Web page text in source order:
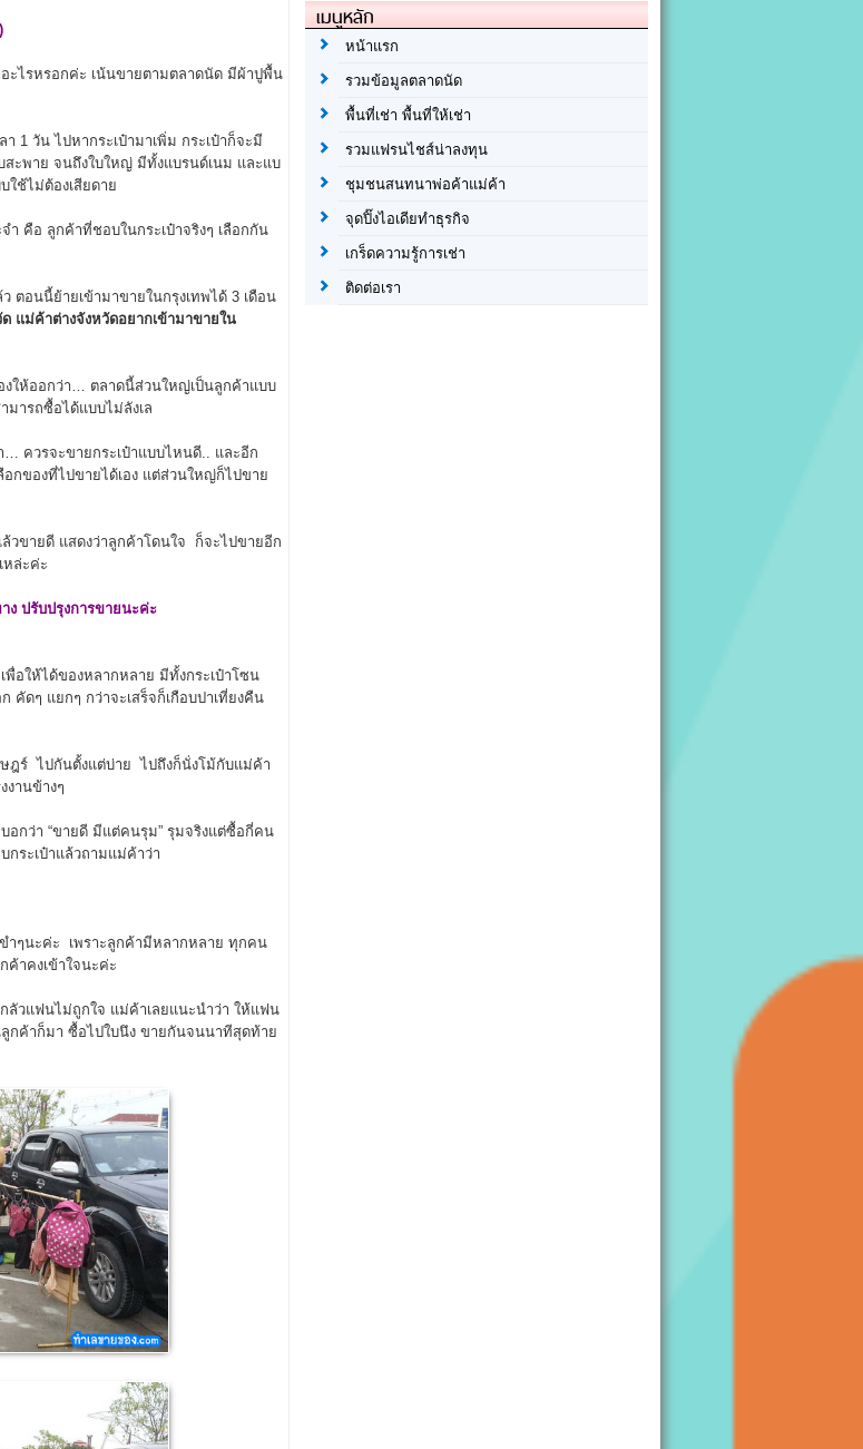
ไรหรอกค่ะ เน้นขายตามตลาดนัด มีผ้าปูพื้น
1 วัน ไปหากระเป๋ามาเพิ่ม กระเป๋าก็จะมี
บสะพาย จนถึงใบใหญ่ มีทั้งแบรนด์เนม และแบ
ช้ไม่ต้องเสียดาย
คือ ลูกค้าที่ชอบในกระเป๋าจริงๆ เลือกกัน
ตอนนี้ย้ายเข้ามาขายในกรุงเทพได้ 3 เดือน
แม่ค้าต่างจังหวัดอยากเข้ามาขายใน
ให้ออกว่า… ตลาดนี้ส่วนใหญ่เป็นลูกค้าแบบ
ารถซื้อได้แบบไม่ลังเล
ควรจะขายกระเป๋าแบบไหนดี.. และอีก
กของที่ไปขายได้เอง แต่ส่วนใหญ่ก็ไปขาย
ขายดี แสดงว่าลูกค้าโดนใจ ก็จะไปขายอีก
หล่ะค่ะ
ง ปรับปรุงการขายนะค่ะ
อให้ได้ของหลากหลาย มีทั้งกระเป๋าโซน
คัดๆ แยกๆ กว่าจะเสร็จก็เกือบปาเที่ยงคืน
ษฎร์ ไปกันตั้งแต่บ่าย ไปถึงก็นั่งโม้กับแม่ค้า
านข้างๆ
อกว่า “ขายดี มีแต่คนรุม” รุมจริงแต่ซื้อกี่คน
ระเป๋าแล้วถามแม่ค้าว่า
ำๆนะค่ะ เพราะลูกค้ามีหลากหลาย ทุกคน
าคงเข้าใจนะค่ะ
วแฟนไม่ถูกใจ แม่ค้าเลยแนะนำว่า ให้แฟน
ลูกค้าก็มา ซื้อไปใบนึง ขายกันจนนาทีสุดท้าย
เมนูหลัก
หน้าแรก
รวมข้อมูลตลาดนัด
พื้นที่เช่า พื้นที่ให้เช่า
รวมแฟรนไชส์น่าลงทุน
ชุมชนสนทนาพ่อค้าแม่ค้า
จุดปิ๊งไอเดียทำธุรกิจ
เกร็ดความรู้การเช่า
ติดต่อเรา